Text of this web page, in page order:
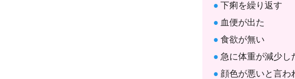
下痢を繰り返す
血便が出た
食欲が無い
急に体重が減少し
顔色が悪いと言